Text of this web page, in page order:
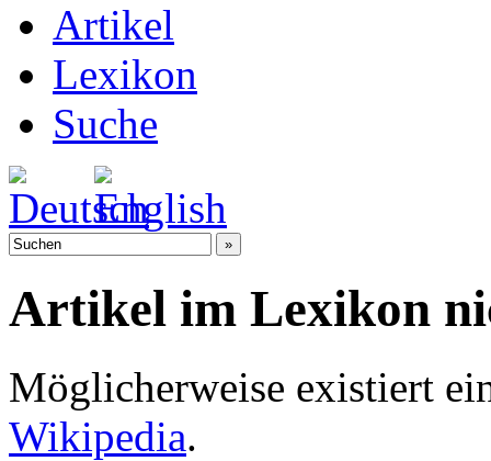
Artikel
Lexikon
Suche
Artikel im Lexikon
Möglicherweise existiert
Wikipedia.